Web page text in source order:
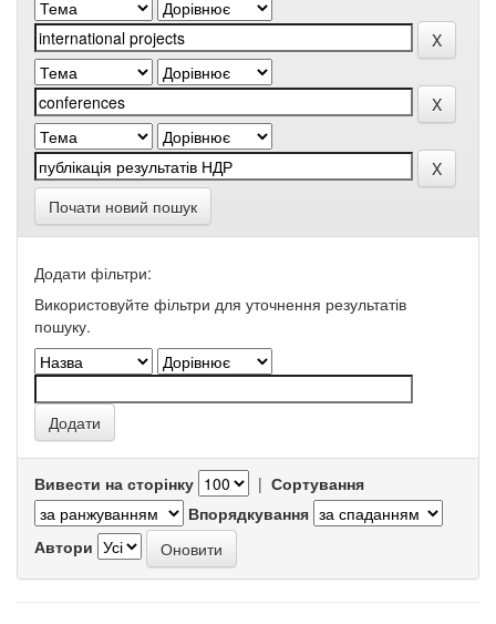
Почати новий пошук
Додати фільтри:
Використовуйте фільтри для уточнення результатів
пошуку.
Вивести на сторінку | Сортування
Впорядкування
Автори